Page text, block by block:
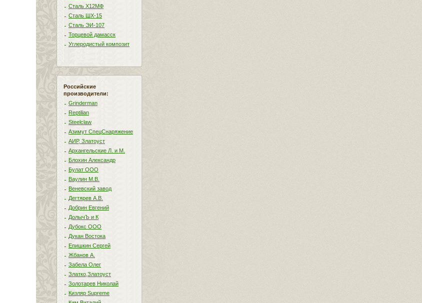
Сталь Х12МФ
Сталь ШХ-15
Сталь ЭИ-107
Торцевой дамасск
Углеродистый композит
Российские
производители:
Grinderman
Reptilian
Steelclaw
Азимут СпецСнаряжение
АИР, Златоуст
Архангельские Л. и М.
Блохин Александр
Булат ООО
Ваулин М.В.
Веневский завод
Дегтярев А.В.
Добрин Евгений
ДолычЪ и К
Дубокс ООО
Дукан Востока
Епишкин Сергей
Жбанов А.
Забела Олег
Златко,Златоуст
Золотарев Николай
Кизляр Supreme